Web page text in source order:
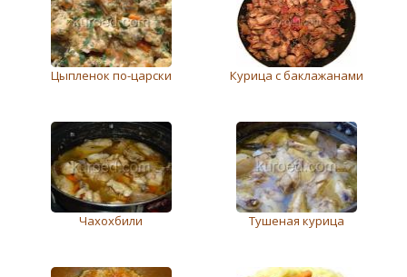
Цыпленок по-царски Курица с баклажанами
Чахохбили Тушеная курица